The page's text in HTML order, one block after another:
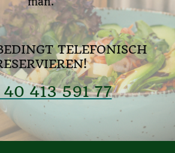
TELEFONISCH
413 591 77